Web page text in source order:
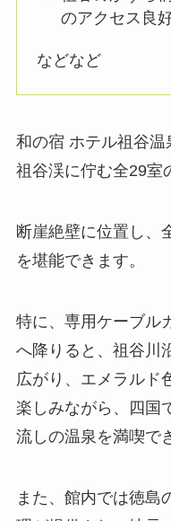
のアクセス良
などなど
和の宿 ホテル祖谷温
祖谷渓に佇む全29室
断崖絶壁に位置し、
を堪能できます。
特に、専用ケーブル
へ降りると、祖谷川
広がり、エメラルド
楽しみながら、四国
流しの温泉を満喫で
また、館内では徳島